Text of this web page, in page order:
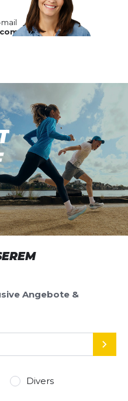
Hat
geschützt – es gelten die
Angebote &
Divers